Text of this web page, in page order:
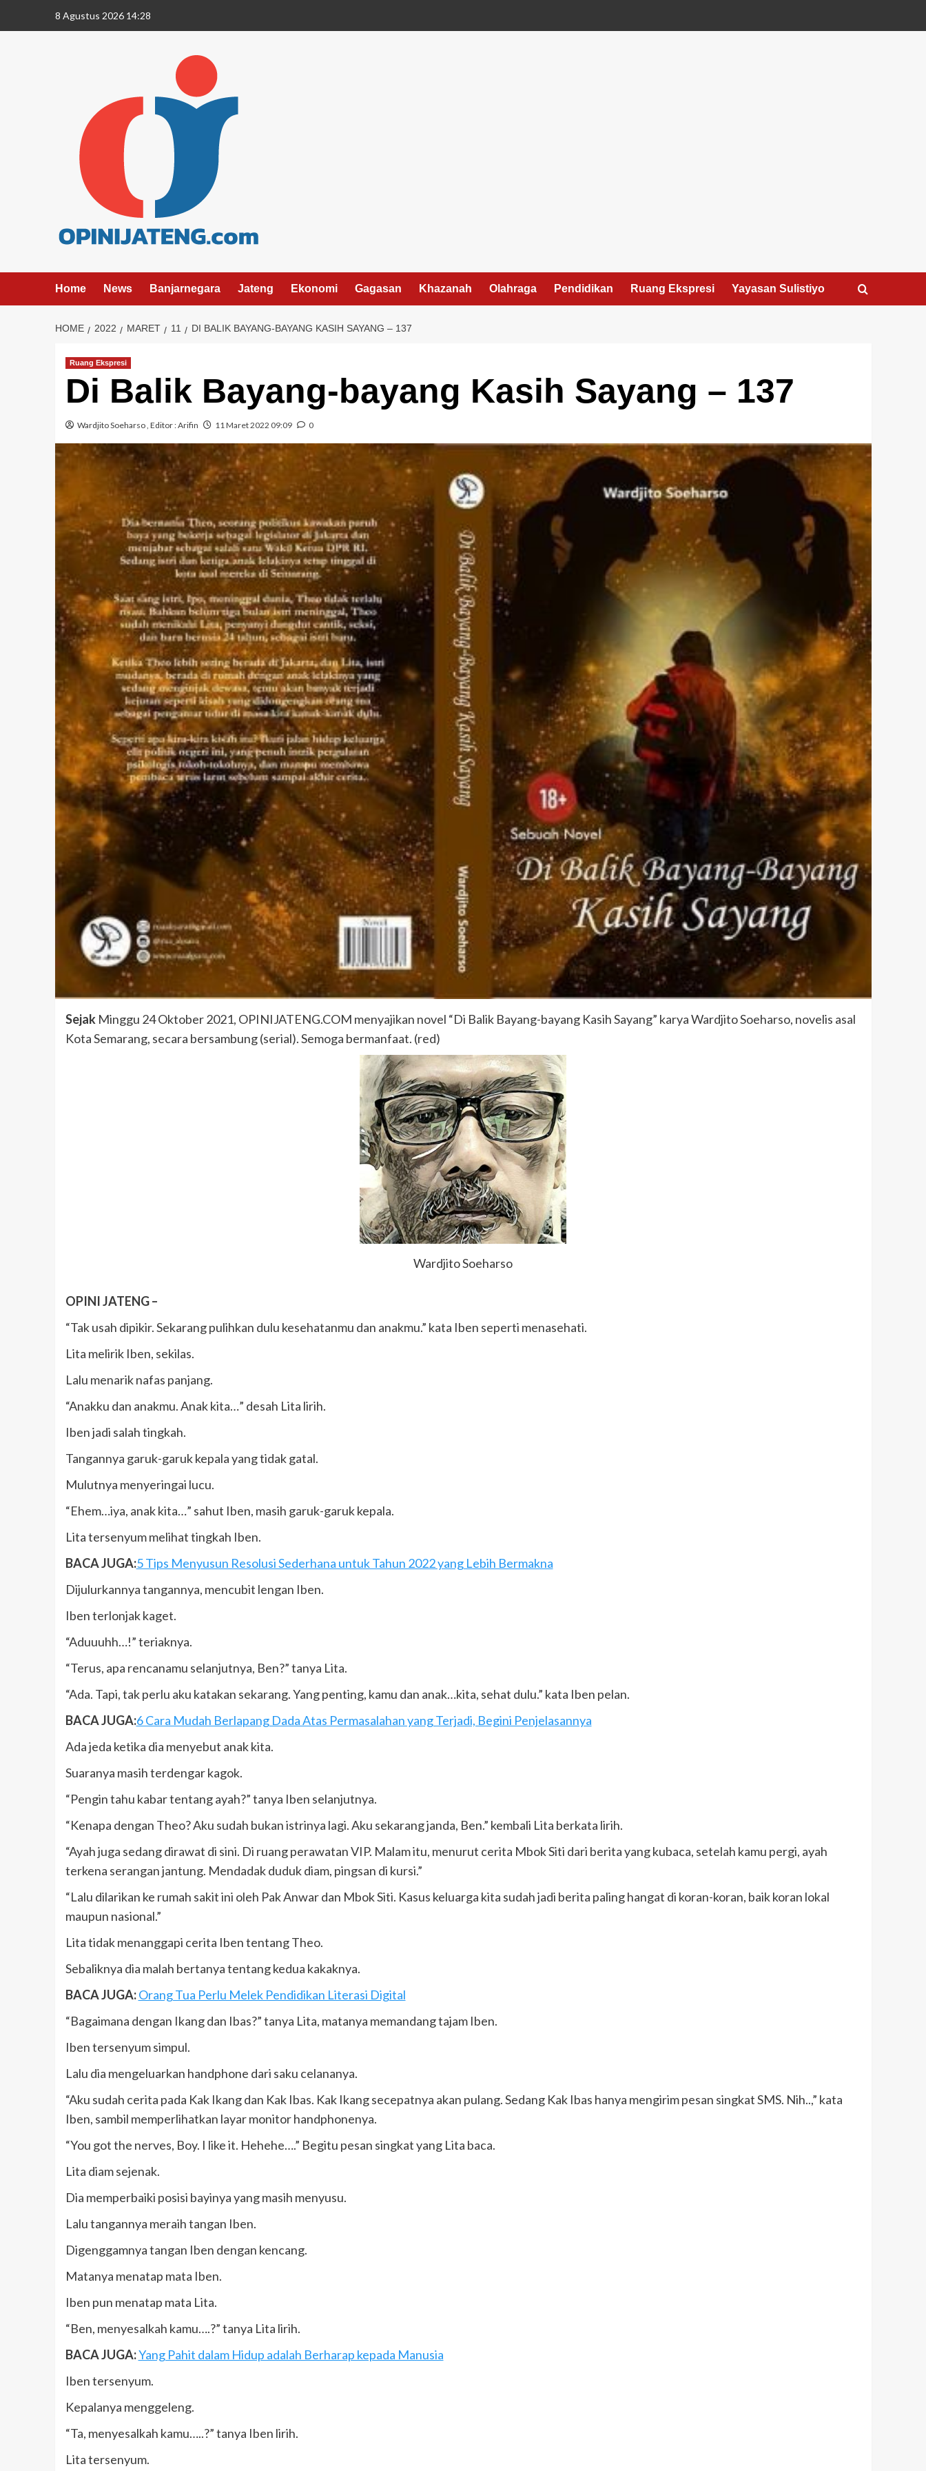
8 Agustus 2026 14:28
Home News Banjarnegara Jateng Ekonomi Gagasan Khazanah Olahraga Pendidikan Ruang Ekspresi Yayasan Sulistiyo
HOME 2022 MARET 11 DI BALIK BAYANG-BAYANG KASIH SAYANG – 137
Ruang Ekspresi
Di Balik Bayang-bayang Kasih Sayang – 137
Wardjito Soeharso, Editor :Arifin 11 Maret 2022 09:09 0
SejakMinggu 24 Oktober 2021, OPINIJATENG.COM menyajikan novel “Di Balik Bayang-bayang Kasih Sayang” karya Wardjito Soeharso, novelis asal
Kota Semarang, secara bersambung (serial). Semoga bermanfaat. (red)
Wardjito Soeharso
OPINI JATENG –
“Tak usah dipikir. Sekarang pulihkan dulu kesehatanmu dan anakmu.” kata Iben seperti menasehati.
Lita melirik Iben, sekilas.
Lalu menarik nafas panjang.
“Anakku dan anakmu. Anak kita…” desah Lita lirih.
Iben jadi salah tingkah.
Tangannya garuk-garuk kepala yang tidak gatal.
Mulutnya menyeringai lucu.
“Ehem…iya, anak kita…” sahut Iben, masih garuk-garuk kepala.
Lita tersenyum melihat tingkah Iben.
BACA JUGA:5 Tips Menyusun Resolusi Sederhana untuk Tahun 2022 yang Lebih Bermakna
Dijulurkannya tangannya, mencubit lengan Iben.
Iben terlonjak kaget.
“Aduuuhh…!” teriaknya.
“Terus, apa rencanamu selanjutnya, Ben?” tanya Lita.
“Ada. Tapi, tak perlu aku katakan sekarang. Yang penting, kamu dan anak…kita, sehat dulu.” kata Iben pelan.
BACA JUGA:6 Cara Mudah Berlapang Dada Atas Permasalahan yang Terjadi, Begini Penjelasannya
Ada jeda ketika dia menyebut anak kita.
Suaranya masih terdengar kagok.
“Pengin tahu kabar tentang ayah?” tanya Iben selanjutnya.
“Kenapa dengan Theo? Aku sudah bukan istrinya lagi. Aku sekarang janda, Ben.” kembali Lita berkata lirih.
“Ayah juga sedang dirawat di sini. Di ruang perawatan VIP. Malam itu, menurut cerita Mbok Siti dari berita yang kubaca, setelah kamu pergi, ayah
terkena serangan jantung. Mendadak duduk diam, pingsan di kursi.”
“Lalu dilarikan ke rumah sakit ini oleh Pak Anwar dan Mbok Siti. Kasus keluarga kita sudah jadi berita paling hangat di koran-koran, baik koran lokal
maupun nasional.”
Lita tidak menanggapi cerita Iben tentang Theo.
Sebaliknya dia malah bertanya tentang kedua kakaknya.
BACA JUGA:Orang Tua Perlu Melek Pendidikan Literasi Digital
“Bagaimana dengan Ikang dan Ibas?” tanya Lita, matanya memandang tajam Iben.
Iben tersenyum simpul.
Lalu dia mengeluarkan handphone dari saku celananya.
“Aku sudah cerita pada Kak Ikang dan Kak Ibas. Kak Ikang secepatnya akan pulang. Sedang Kak Ibas hanya mengirim pesan singkat SMS. Nih..,” kata
Iben, sambil memperlihatkan layar monitor handphonenya.
“You got the nerves, Boy. I like it. Hehehe….” Begitu pesan singkat yang Lita baca.
Lita diam sejenak.
Dia memperbaiki posisi bayinya yang masih menyusu.
Lalu tangannya meraih tangan Iben.
Digenggamnya tangan Iben dengan kencang.
Matanya menatap mata Iben.
Iben pun menatap mata Lita.
“Ben, menyesalkah kamu….?” tanya Lita lirih.
BACA JUGA:Yang Pahit dalam Hidup adalah Berharap kepada Manusia
Iben tersenyum.
Kepalanya menggeleng.
“Ta, menyesalkah kamu…..?” tanya Iben lirih.
Lita tersenyum.